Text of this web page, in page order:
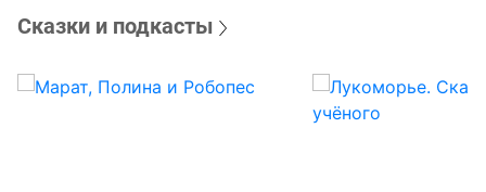
Сказки и подкасты